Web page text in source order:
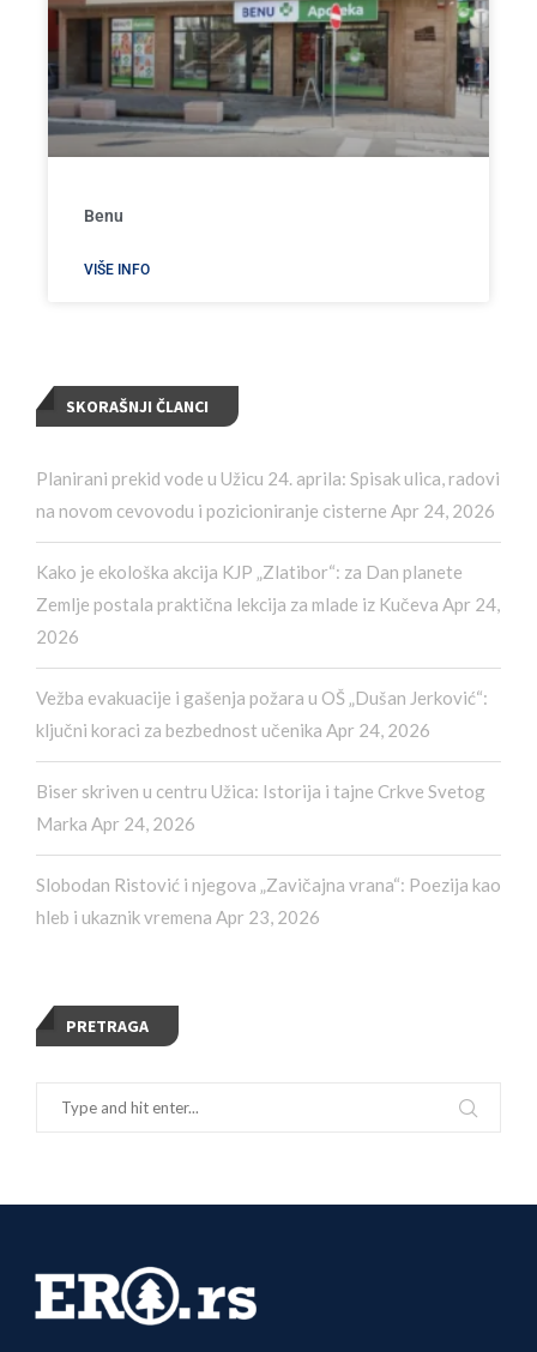
Benu
VIŠE INFO
SKORAŠNJI ČLANCI
Planirani prekid vode u Užicu 24. aprila: Spisak ulica, radovi
na novom cevovodu i pozicioniranje cisterne Apr 24, 2026
Kako je ekološka akcija KJP „Zlatibor“: za Dan planete
Zemlje postala praktična lekcija za mlade iz Kučeva Apr 24,
2026
Vežba evakuacije i gašenja požara u OŠ „Dušan Jerković“:
ključni koraci za bezbednost učenika Apr 24, 2026
Biser skriven u centru Užica: Istorija i tajne Crkve Svetog
Marka Apr 24, 2026
Slobodan Ristović i njegova „Zavičajna vrana“: Poezija kao
hleb i ukaznik vremena Apr 23, 2026
PRETRAGA